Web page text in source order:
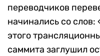
переводчиков
начинались со
этого
саммита заглушил